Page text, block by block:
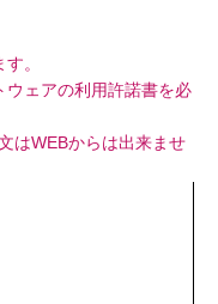
。
ウェアの利用許諾書を必
はWEBからは出来ませ